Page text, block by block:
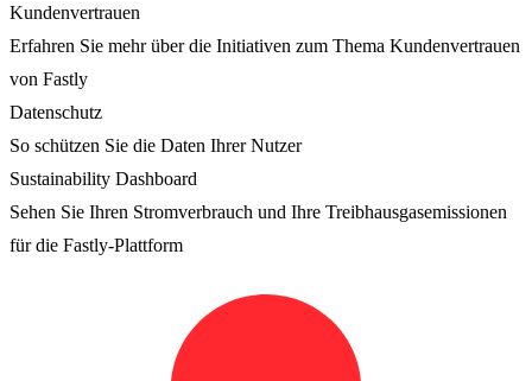
Kundenvertrauen
Erfahren Sie mehr über die Initiativen zum Thema Kundenvertrauen
von Fastly
Datenschutz
So schützen Sie die Daten Ihrer Nutzer
Sustainability Dashboard
Sehen Sie Ihren Stromverbrauch und Ihre Treibhausgasemissionen
für die Fastly-Plattform